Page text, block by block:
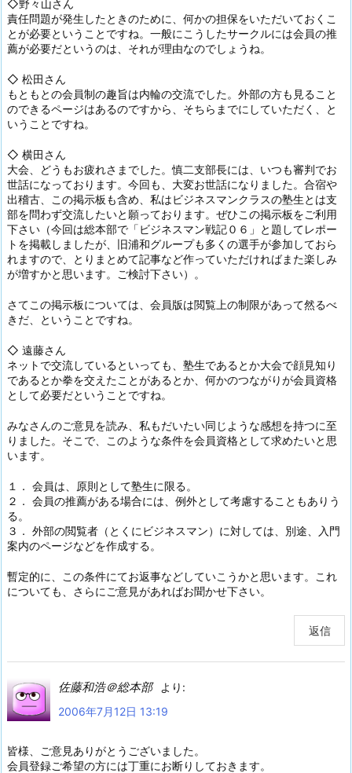
◇野々山さん
責任問題が発生したときのために、何かの担保をいただいておくこ
とが必要ということですね。一般にこうしたサークルには会員の推
薦が必要だというのは、それが理由なのでしょうね。
◇ 松田さん
もともとの会員制の趣旨は内輪の交流でした。外部の方も見ること
のできるページはあるのですから、そちらまでにしていただく、と
いうことですね。
◇ 横田さん
大会、どうもお疲れさまでした。慎二支部長には、いつも審判でお
世話になっております。今回も、大変お世話になりました。合宿や
出稽古、この掲示板も含め、私はビジネスマンクラスの塾生とは支
部を問わず交流したいと願っております。ぜひこの掲示板をご利用
下さい（今回は総本部で「ビジネスマン戦記０６」と題してレポー
トを掲載しましたが、旧浦和グループも多くの選手が参加しておら
れますので、とりまとめて記事など作っていただければまた楽しみ
が増すかと思います。ご検討下さい）。
さてこの掲示板については、会員版は閲覧上の制限があって然るべ
きだ、ということですね。
◇ 遠藤さん
ネットで交流しているといっても、塾生であるとか大会で顔見知り
であるとか拳を交えたことがあるとか、何かのつながりが会員資格
として必要だということですね。
みなさんのご意見を読み、私もだいたい同じような感想を持つに至
りました。そこで、このような条件を会員資格として求めたいと思
います。
１． 会員は、原則として塾生に限る。
２． 会員の推薦がある場合には、例外として考慮することもありう
る。
３． 外部の閲覧者（とくにビジネスマン）に対しては、別途、入門
案内のページなどを作成する。
暫定的に、この条件にてお返事などしていこうかと思います。これ
についても、さらにご意見があればお聞かせ下さい。
返信
佐藤和浩＠総本部
より:
2006年7月12日 13:19
皆様、ご意見ありがとうございました。
会員登録ご希望の方には丁重にお断りしておきます。